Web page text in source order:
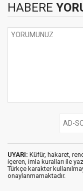
HABERE
UYARI: Küfür, hakaret,
içeren, imla kuralları ile
Türkçe karakter
onaylanmamaktadır.